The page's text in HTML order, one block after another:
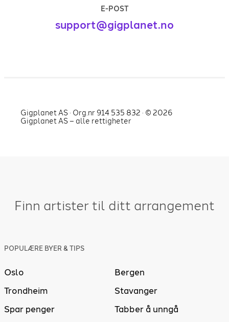
E-POST
support@gigplanet.no
Gigplanet AS · Org.nr 914 535 832 · © 2026
Gigplanet AS – alle rettigheter
Finn artister til ditt arrangement
POPULÆRE BYER & TIPS
Oslo
Bergen
Trondheim
Stavanger
Spar penger
Tabber å unngå